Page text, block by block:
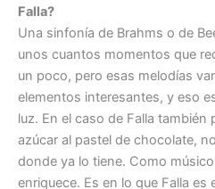
Falla?
Una sinfonía de Brahms o de
unos cuantos momentos que
un poco, pero esas melodías
elementos interesantes, y eso
luz. En el caso de Falla también
azúcar al pastel de chocolate,
donde ya lo tiene. Como
enriquece. Es en lo que Falla